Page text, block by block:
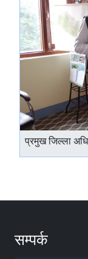
प्रमुख जिल्ला
सम्पर्क